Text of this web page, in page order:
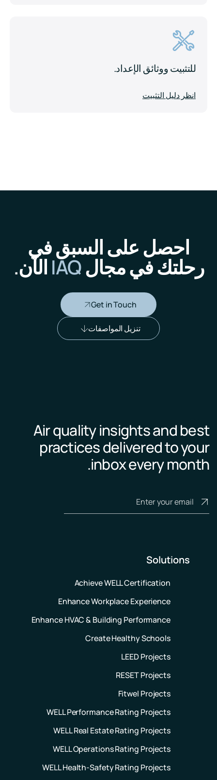
للتثبيت ووثائق الإعداد.
انظر دليل التثبيت
احصل على السبق في
رحلتك في مجالIAQ الآن.
Get in Touch
تنزيل المواصفات
Air quality insights and best
practices delivered to your
inbox every month.
Solutions
Achieve WELL Certification
Enhance Workplace Experience
Enhance HVAC & Building Performance
Create Healthy Schools
LEED Projects
RESET Projects
Fitwel Projects
WELL Performance Rating Projects
WELL Real Estate Rating Projects
WELL Operations Rating Projects
WELL Health-Safety Rating Projects